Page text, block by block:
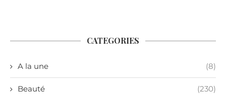
CATEGORIES
A la une (8)
Beauté (230)